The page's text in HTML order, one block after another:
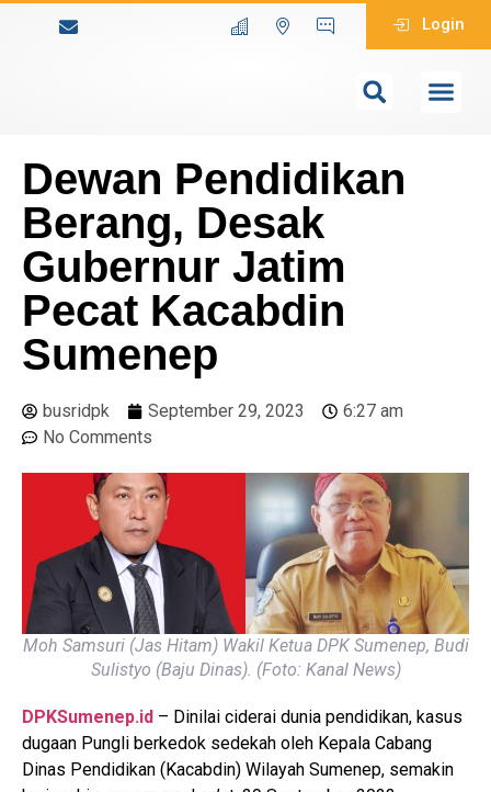
Login
Dewan Pendidikan
Berang, Desak
Gubernur Jatim
Pecat Kacabdin
Sumenep
busridpk September 29, 2023
6:27 am
No Comments
Moh Samsuri (Jas Hitam) Wakil Ketua DPK Sumenep, Budi
Sulistyo (Baju Dinas). (Foto: Kanal News)
DPKSumenep.id – Dinilai ciderai dunia pendidikan, kasus
dugaan Pungli berkedok sedekah oleh Kepala Cabang
Dinas Pendidikan (Kacabdin) Wilayah Sumenep, semakin